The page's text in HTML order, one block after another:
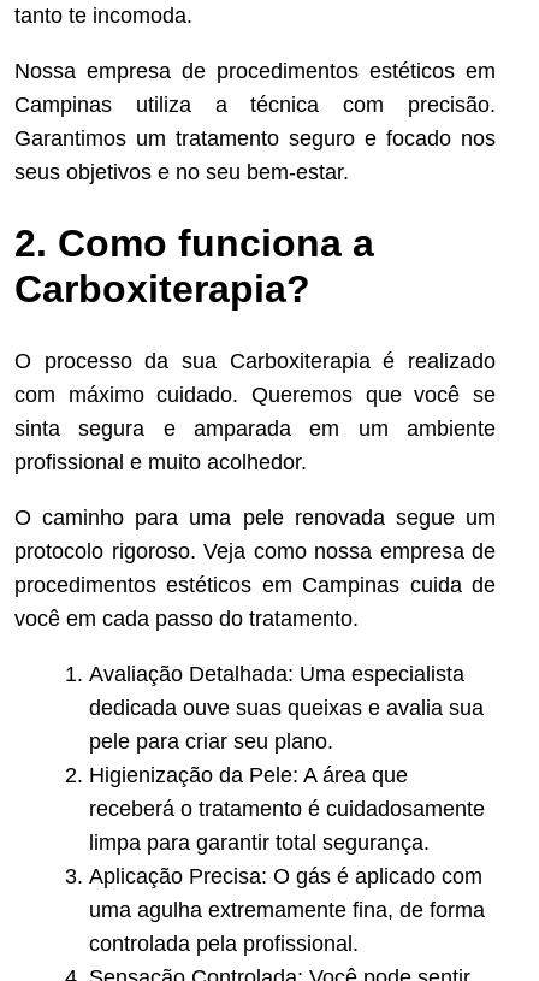
tanto te incomoda.
Nossa empresa de procedimentos estéticos em
Campinas utiliza a técnica com precisão.
Garantimos um tratamento seguro e focado nos
seus objetivos e no seu bem-estar.
2. Como funciona a
Carboxiterapia?
O processo da sua Carboxiterapia é realizado
com máximo cuidado. Queremos que você se
sinta segura e amparada em um ambiente
profissional e muito acolhedor.
O caminho para uma pele renovada segue um
protocolo rigoroso. Veja como nossa empresa de
procedimentos estéticos em Campinas cuida de
você em cada passo do tratamento.
Avaliação Detalhada: Uma especialista
dedicada ouve suas queixas e avalia sua
pele para criar seu plano.
Higienização da Pele: A área que
receberá o tratamento é cuidadosamente
limpa para garantir total segurança.
Aplicação Precisa: O gás é aplicado com
uma agulha extremamente fina, de forma
controlada pela profissional.